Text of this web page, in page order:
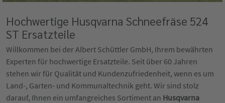
Hochwertige Husqvarna Schneefräse 524
ST Ersatzteile
Willkommen bei der Albert Schüttler GmbH, Ihrem bewährten
Experten für hochwertige Ersatzteile. Seit über 60 Jahren
stehen wir für Qualität und Kundenzufriedenheit, wenn es um
Land-, Garten- und Kommunaltechnik geht. Wir sind stolz
darauf, Ihnen ein umfangreiches Sortiment an Husqvarna